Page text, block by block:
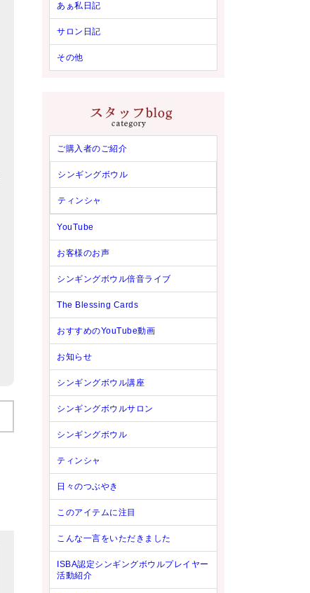
あぁ私日記
サロン日記
その他
ご購入者のご紹介
シンギングボウル
ティンシャ
YouTube
お客様のお声
シンギングボウル倍音ライブ
The Blessing Cards
おすすめのYouTube動画
お知らせ
シンギングボウル講座
シンギングボウルサロン
シンギングボウル
ティンシャ
日々のつぶやき
このアイテムに注目
こんな一言をいただきました
ISBA認定シンギングボウルプレイヤー
活動紹介